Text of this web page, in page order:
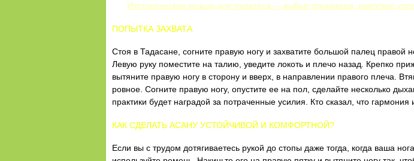
Изотоническое кольцо для пилатеса — выбор тренажера, комплекс
ПОПЫТКА ЗАХВАТА
Стоя в Тадасане, согните правую ногу и захватите большой палец
Левую руку поместите на талию, уведите локоть и плечо назад. Крепко
вытяните правую ногу в сторону и вверх, в направлении правого плеча.
ровное. Согните правую ногу, опустите ее на пол, сделайте несколько
практики будет наградой за потраченные усилия. Кто сказал, что
КАК СДЕЛАТЬ АСАНУ УСТОЙЧИВОЙ И КОМФОРТНОЙ?
Если вы с трудом дотягиваетесь рукой до стопы даже тогда, когда ваша